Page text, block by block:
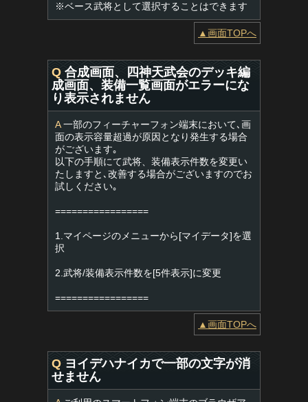
※ベース武将として選択することはできます
▲画面TOPへ
Q 合成画面、四神天武会のデッキ編
成画面、装備一覧画面がエラーにな
り表示されません
A一部のフィーチャーフォン端末において､画
面の表示容量超過が原因となり発生する場合
がございます｡
以下の手順にて武将、装備表示件数を変更い
たしますと､改善する場合がございますのでお
試しください｡
=================
1.マイページのメニューから[マイデータ]を選
択
2.武将/装備表示件数を[5件表示]に変更
=================
▲画面TOPへ
Q ヨイデハナイカで一部の文字が消
せません